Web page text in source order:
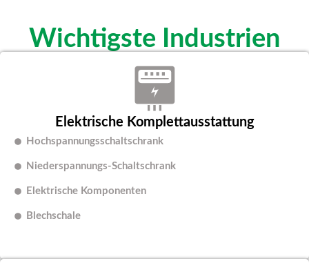
Wichtigste Industrien
Elektrische Komplettausstattung
Hochspannungsschaltschrank
Niederspannungs-Schaltschrank
Elektrische Komponenten
Blechschale